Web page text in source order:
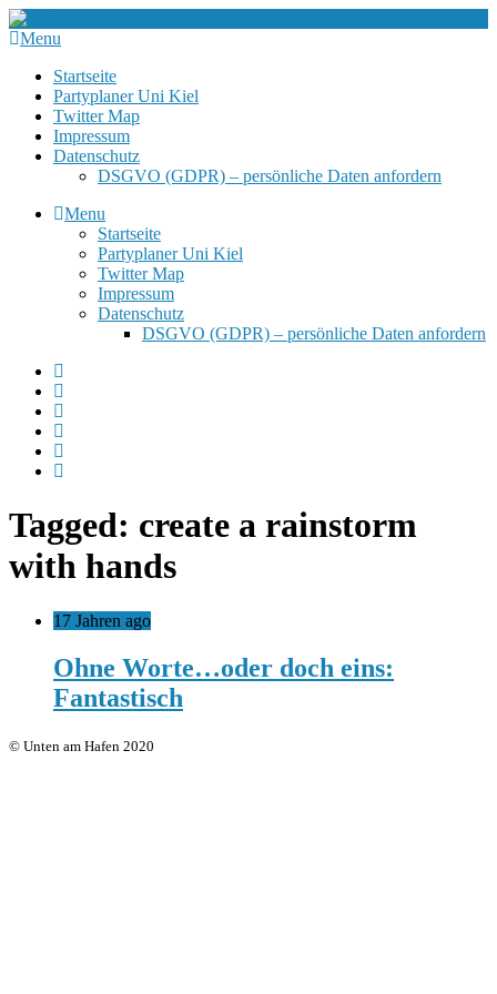
Menu
Startseite
Partyplaner Uni Kiel
Twitter Map
Impressum
Datenschutz
DSGVO (GDPR) – persönliche Daten anfordern
Menu
Startseite
Partyplaner Uni Kiel
Twitter Map
Impressum
Datenschutz
DSGVO (GDPR) – persönliche Daten anfordern
Tagged: create a rainstorm
with hands
17 Jahren ago
Ohne Worte…oder doch eins:
Fantastisch
© Unten am Hafen 2020